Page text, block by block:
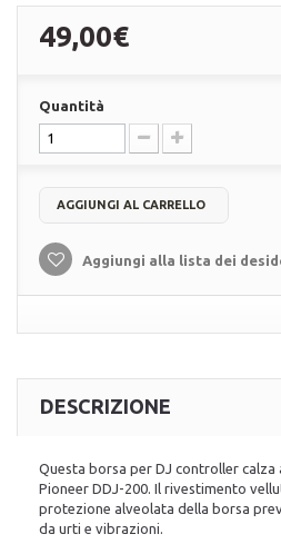
49,00€
Quantità
AGGIUNGI AL CARRELLO
Aggiungi alla lista dei
DESCRIZIONE
Questa borsa per DJ controller calza
Pioneer DDJ-200. Il rivestimento
protezione alveolata della borsa
da urti e vibrazioni.